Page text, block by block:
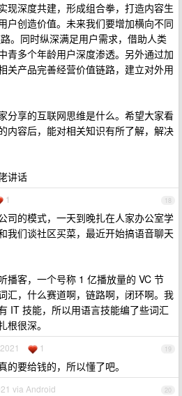
现深度共建，形成组合拳，打造内容生
户创造价值。未来我们要增加横向不同
。同时纵深满足用户需求，借助人类
青多个年龄用户深度渗透。另外通过加
关产品完善经营价值链路，建立对外用
分享的互联网思维是什么。希望大家看
内容后，能对相关知识有所了解，解决
讲话
18
1
司的模式，一天到晚扎在人家办公室学
我们谈社区买菜，最近开始搞语音聊天
播客，一个号称 1 亿播放量的 VC 节
汇，什么赛道啊，链路啊，闭环啊。我
IT 技能，所以用语言技能编了些词汇
根很深。
19
1
要给钱的，所以懂了吧。
20
via Android